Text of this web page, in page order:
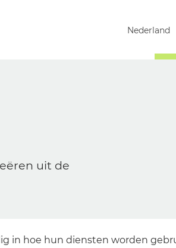
Nederland
uit de
in hoe hun diensten worden